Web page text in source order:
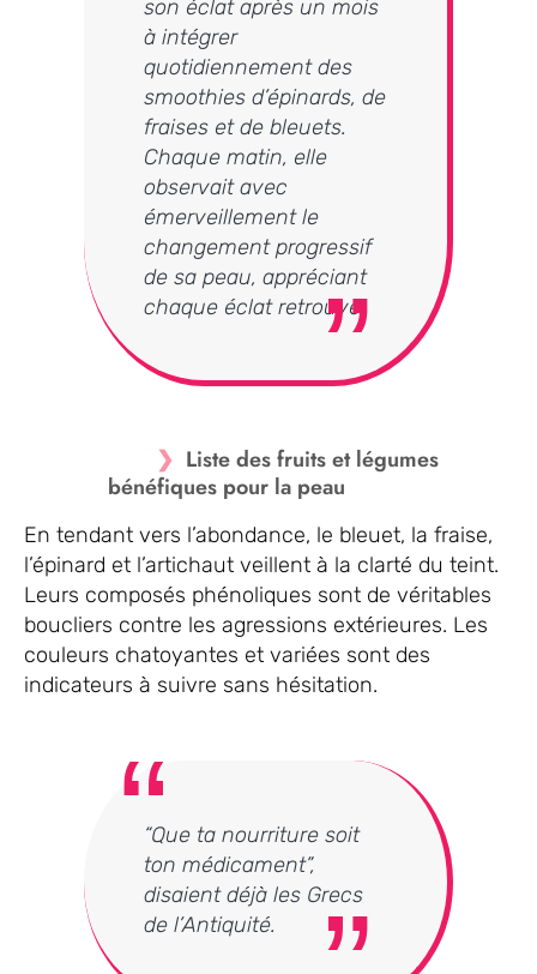
son éclat après un mois
à intégrer
quotidiennement des
smoothies d’épinards, de
fraises et de bleuets.
Chaque matin, elle
observait avec
émerveillement le
changement progressif
de sa peau, appréciant
chaque éclat retrouvé.
Liste des fruits et légumes
bénéfiques pour la peau
En tendant vers l’abondance, le bleuet, la fraise,
l’épinard et l’artichaut veillent à la clarté du teint.
Leurs composés phénoliques sont de véritables
boucliers contre les agressions extérieures. Les
couleurs chatoyantes et variées sont des
indicateurs à suivre sans hésitation.
“Que ta nourriture soit
ton médicament”,
disaient déjà les Grecs
de l’Antiquité.